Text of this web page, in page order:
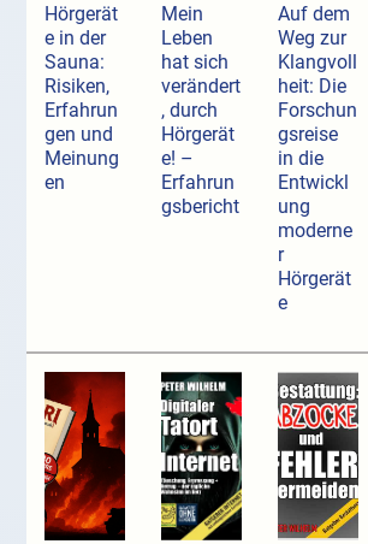
Hörgerät
e in der
Sauna:
Risiken,
Erfahrun
gen und
Meinung
en
Mein
Leben
hat sich
verändert
, durch
Hörgerät
e! –
Erfahrun
gsbericht
Auf dem
Weg zur
Klangvoll
heit: Die
Forschun
gsreise
in die
Entwickl
ung
moderne
r
Hörgerät
e